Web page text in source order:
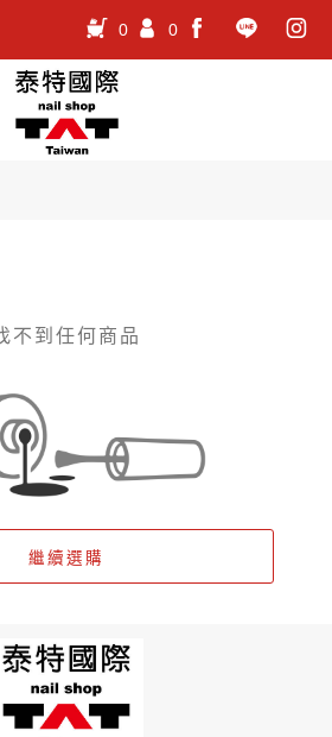
0
0
不到任何商品
繼續選購